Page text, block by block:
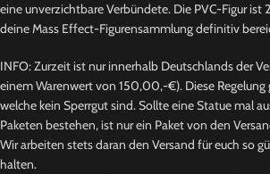
eine unverzichtbare Verbündete. Die PVC-Figur ist
deine Mass Effect-Figurensammlung definitiv
INFO: Zurzeit ist nur innerhalb Deutschlands der
einem Warenwert von 150,00,-€). Diese Regelung
welche kein Sperrgut sind. Sollte eine Statue mal
Paketen bestehen, ist nur ein Paket von den
Wir arbeiten stets daran den Versand für euch so
halten.